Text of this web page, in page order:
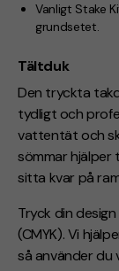
Vanligt Stake
grundsetet.
Tältduk
Den tryckta
tydligt och
vattentät och
sömmar hjälper
sitta kvar på
Tryck din
(CMYK). Vi
så använder du